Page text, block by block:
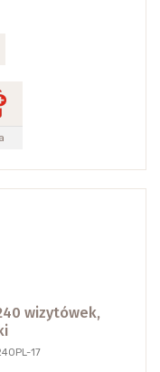
wizytówek,
17